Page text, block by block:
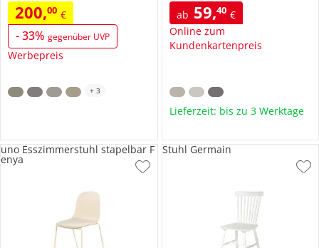
200,00 €
-33% gegenüber UVP
Werbepreis
+ 3
ab 59,40 €
Online zum
Kundenkartenpreis
Lieferzeit: bis zu 3 Werktage
uno Esszimmerstuhl stapelbar F
enya
Stuhl Germain